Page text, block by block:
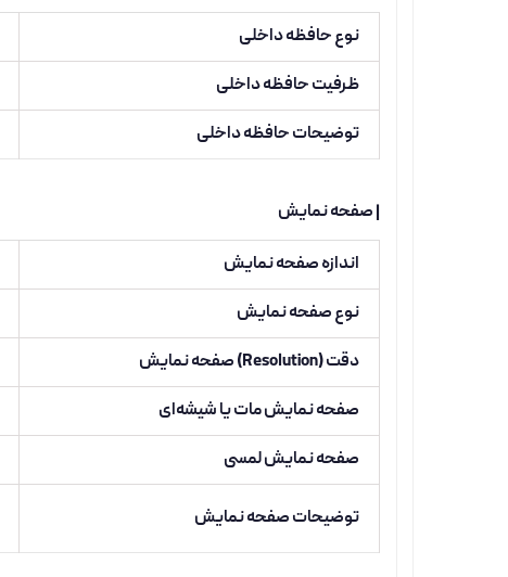
نوع حافظه داخلی
ظرفیت حافظه داخلی
توضیحات حافظه داخلی
| صفحه نمایش
اندازه صفحه نمایش
نوع صفحه نمایش
دقت (Resolution) صفحه نمایش
صفحه نمایش مات یا شیشه‌ای
صفحه نمایش لمسی
توضیحات صفحه نمایش